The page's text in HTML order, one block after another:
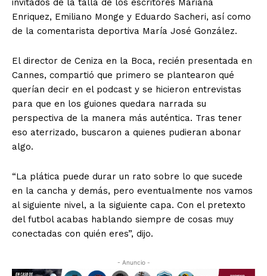
invitados de la talla de los escritores Mariana
Enriquez, Emiliano Monge y Eduardo Sacheri, así como
de la comentarista deportiva María José González.
El director de Ceniza en la Boca, recién presentada en
Cannes, compartió que primero se plantearon qué
querían decir en el podcast y se hicieron entrevistas
para que en los guiones quedara narrada su
perspectiva de la manera más auténtica. Tras tener
eso aterrizado, buscaron a quienes pudieran abonar
algo.
“La plática puede durar un rato sobre lo que sucede
en la cancha y demás, pero eventualmente nos vamos
al siguiente nivel, a la siguiente capa. Con el pretexto
del futbol acabas hablando siempre de cosas muy
conectadas con quién eres”, dijo.
- Anuncio -